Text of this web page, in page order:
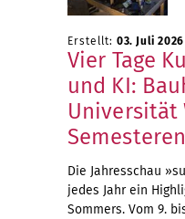
Erstellt: 03. Juli 2026
Vier Tage
und KI:
Universität
Die Jahresschau
jedes Jahr ein
Sommers. Vom 9.